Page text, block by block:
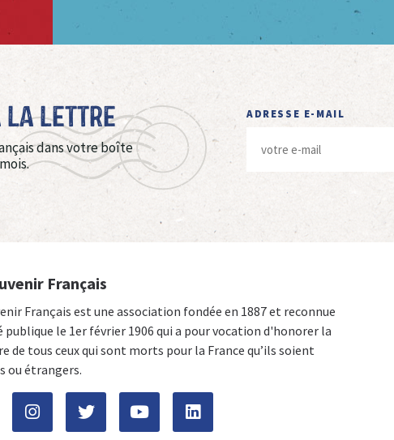
La Lettre
dans votre boîte
ADRESSE E-MAIL
Français
Français est une association fondée en 1887 et reconnue
publique le 1er février 1906 qui a pour vocation d'honorer la
de tous ceux qui sont morts pour la France qu’ils soient
ou étrangers.